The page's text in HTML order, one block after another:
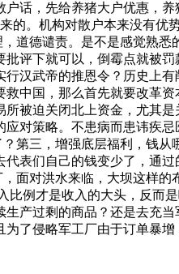
话，先给养猪大户优惠，
的。机构对散户本来没有优
道德谴责。是不是感觉熟
评下就可以，倒霉点就被
汉武帝的推恩令？历史上
中国，那么首先就要改革
被迫关闭北上资金，尤其
对策略。不患病而患讳疾
第三，增强底层福利，钱
表们自己的钱变少了，通
面对洪水来临，大坝这样的
例才是收入的大头，反而
产过剩的商品？还是去充
了侵略军工厂由于订单暴